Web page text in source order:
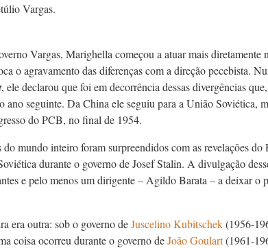
Vargas.
Vargas, Marighella começou a atuar mais diretamente
o agravamento das diferenças com a direção pecebista.
, ele declarou que foi em decorrência dessas divergências
ano seguinte. Da China ele seguiu para a União Soviética,
do PCB, no final de 1954.
mundo inteiro foram surpreendidos com as revelações
durante o governo de Josef Stalin. A divulgação
e pelo menos um dirigente – Agildo Barata – a deixar o
era outra: sob o governo deJuscelino Kubitschek(1956-
coisa ocorreu durante o governo deJoão Goulart(1961-